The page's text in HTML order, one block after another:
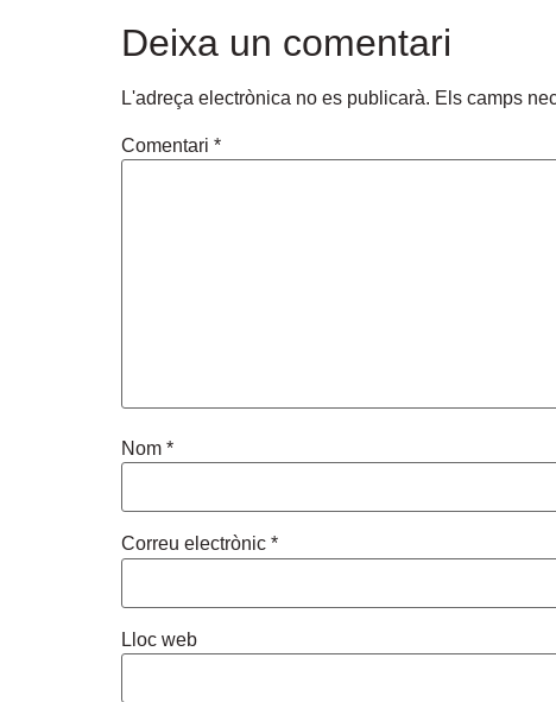
Deixa un comentari
L'adreça electrònica no es publicarà. Els camps
Comentari *
Nom *
Correu electrònic *
Lloc web